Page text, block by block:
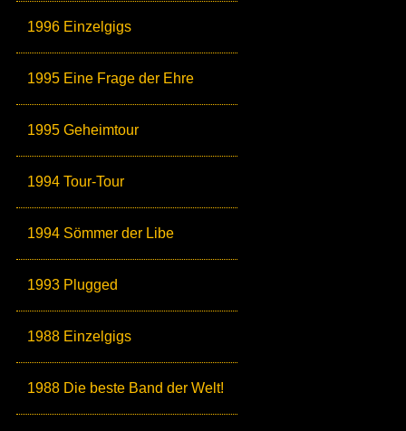
1996 Einzelgigs
1995 Eine Frage der Ehre
1995 Geheimtour
1994 Tour-Tour
1994 Sömmer der Libe
1993 Plugged
1988 Einzelgigs
1988 Die beste Band der Welt!